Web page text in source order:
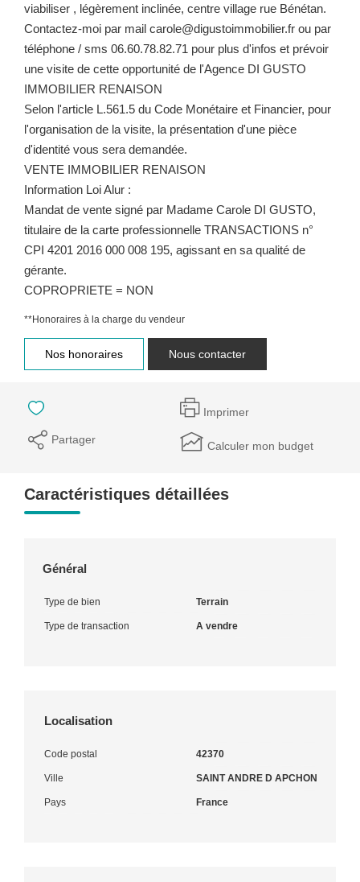
viabiliser , légèrement inclinée, centre village rue Bénétan.
Contactez-moi par mail carole@digustoimmobilier.fr ou par
téléphone / sms 06.60.78.82.71 pour plus d'infos et prévoir
une visite de cette opportunité de l'Agence DI GUSTO
IMMOBILIER RENAISON
Selon l'article L.561.5 du Code Monétaire et Financier, pour
l'organisation de la visite, la présentation d'une pièce
d'identité vous sera demandée.
VENTE IMMOBILIER RENAISON
Information Loi Alur :
Mandat de vente signé par Madame Carole DI GUSTO,
titulaire de la carte professionnelle TRANSACTIONS n°
CPI 4201 2016 000 008 195, agissant en sa qualité de
gérante.
COPROPRIETE = NON
**Honoraires à la charge du vendeur
Nos honoraires Nous contacter
Imprimer
Partager Calculer mon budget
Caractéristiques détaillées
Général
Type de bien Terrain
Type de transaction A vendre
Localisation
Code postal 42370
Ville SAINT ANDRE D APCHON
Pays France